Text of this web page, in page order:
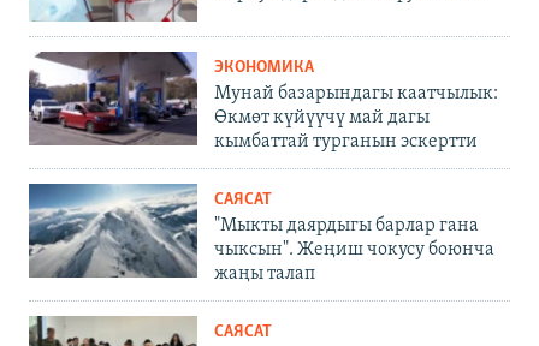
ЭКОНОМИКА
Мунай базарындагы каатчылык:
Өкмөт күйүүчү май дагы
кымбаттай турганын эскертти
САЯСАТ
"Мыкты даярдыгы барлар гана
чыксын". Жеңиш чокусу боюнча
жаңы талап
САЯСАТ